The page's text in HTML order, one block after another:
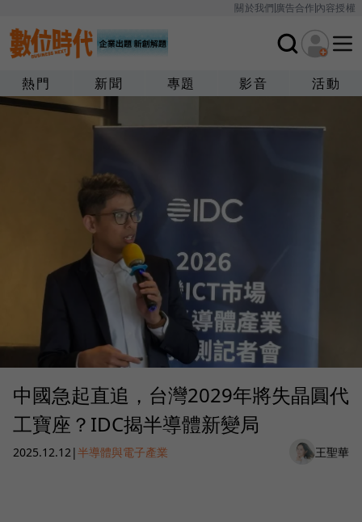
關於我們廣告合作內容授權
熱門 新聞 專題 影音 活動
中國急起直追，台灣2029年將失晶圓代
工寶座？IDC揭半導體新變局
2025.12.12 |半導體與電子產業 王聖華